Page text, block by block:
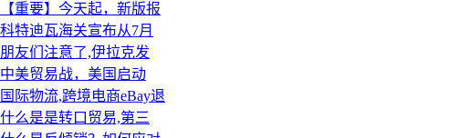
【重要】今天起，新版报
科特迪瓦海关宣布从7月
朋友们注意了,伊拉克发
中美贸易战，美国启动
国际物流,跨境电商eBay退
什么是是转口贸易,第三